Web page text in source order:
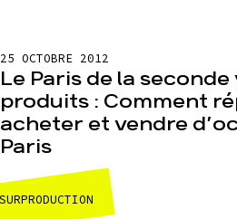
25 OCTOBRE 2012
Le Paris de la seconde
produits : Comment
acheter et vendre
Paris